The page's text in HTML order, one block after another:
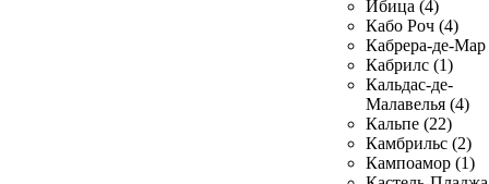
Ибица (4)
Кабо Роч (4)
Кабрера-де-Мар
Кабрилс (1)
Кальдас-де-
Малавелья (4)
Кальпе (22)
Камбрильс (2)
Кампоамор (1)